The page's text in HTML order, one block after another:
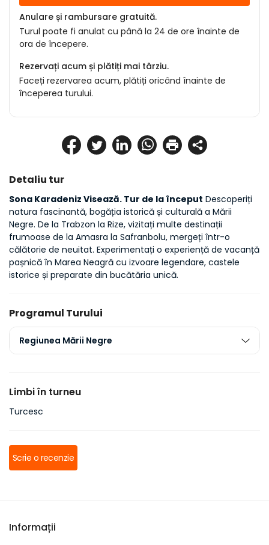
Detaliu tur
Sona Karadeniz Visează. Tur de la început Descoperiți
natura fascinantă, bogăția istorică și culturală a Mării
Negre. De la Trabzon la Rize, vizitați multe destinații
frumoase de la Amasra la Safranbolu, mergeți într-o
călătorie de neuitat. Experimentați o experiență de vacanță
pașnică în Marea Neagră cu izvoare legendare, castele
istorice și preparate din bucătăria unică.
Programul Turului
Regiunea Mării Negre
Limbi în turneu
Turcesc
Scrie o recenzie
Anulare și rambursare gratuită.
Turul poate fi anulat cu până la 24 de ore înainte de
ora de începere.
Rezervați acum și plătiți mai târziu.
Faceți rezervarea acum, plătiți oricând înainte de
începerea turului.
Informații